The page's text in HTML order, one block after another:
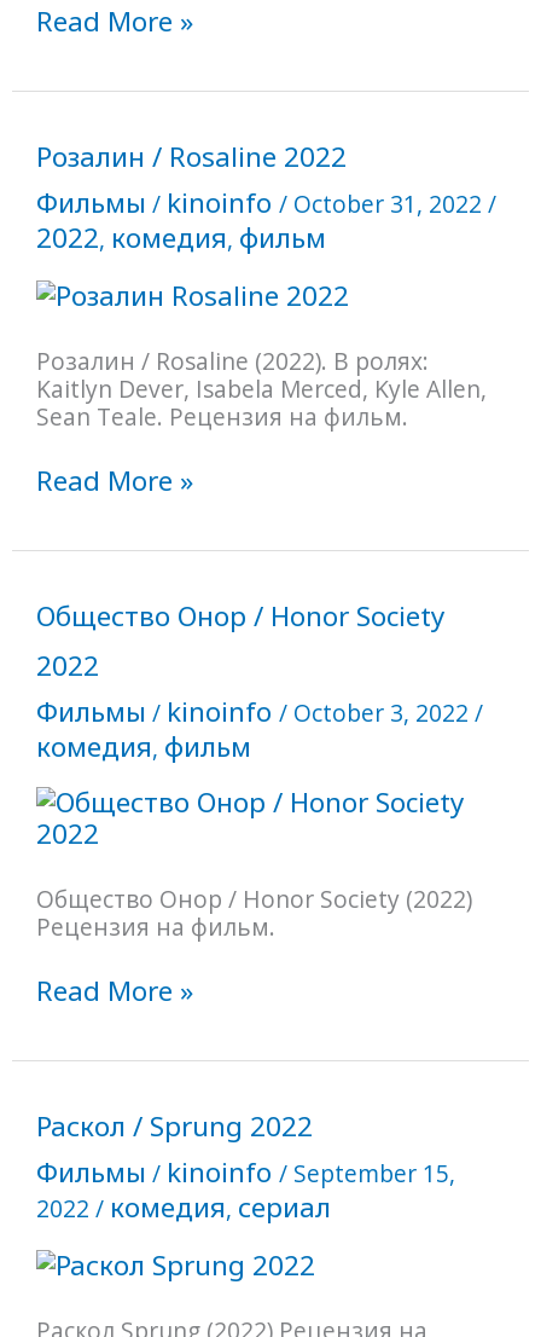
Read More »
Розалин / Rosaline 2022
Фильмы / kinoinfo / October 31, 2022 /
2022, комедия, фильм
Розалин / Rosaline (2022). В ролях:
Kaitlyn Dever, Isabela Merced, Kyle Allen,
Sean Teale. Рецензия на фильм.
Розалин
/
Rosaline
2022
Read More »
Общество Онор / Honor Society
2022
Фильмы / kinoinfo / October 3, 2022 /
комедия, фильм
Общество Онор / Honor Society (2022)
Рецензия на фильм.
Общество
Онор
/
Honor
Society
2022
Read More »
Раскол / Sprung 2022
Фильмы / kinoinfo / September 15,
2022 / комедия, сериал
Раскол
/
Sprung
2022